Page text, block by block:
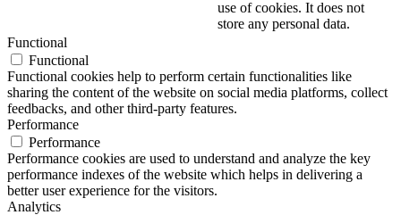
use of cookies. It does not
store any personal data.
Functional
Functional
Functional cookies help to perform certain functionalities like
sharing the content of the website on social media platforms, collect
feedbacks, and other third-party features.
Performance
Performance
Performance cookies are used to understand and analyze the key
performance indexes of the website which helps in delivering a
better user experience for the visitors.
Analytics